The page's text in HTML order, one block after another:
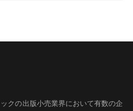
クの出版小売業界において有数の企